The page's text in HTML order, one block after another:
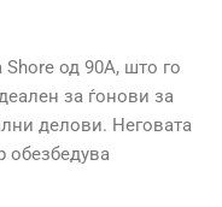
Shore од 90A, што го
за ѓонови за
делови. Неговата
обезбедува